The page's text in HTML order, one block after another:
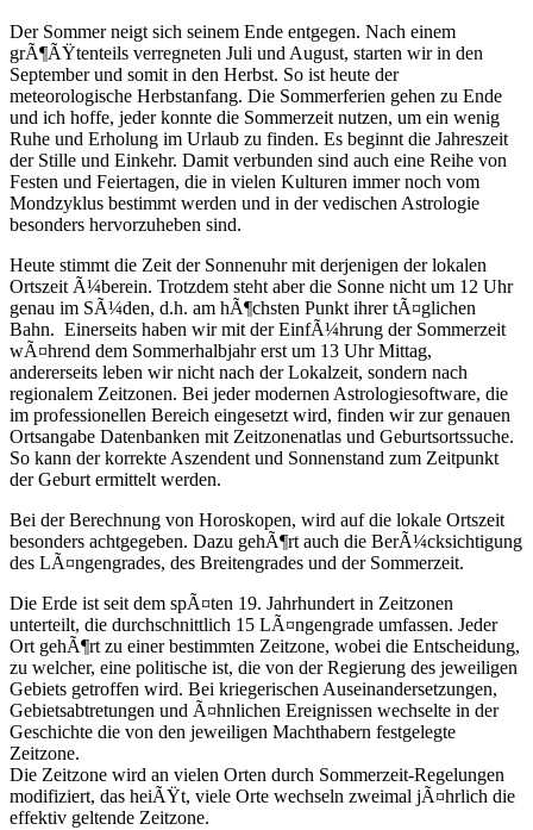
Der Sommer neigt sich seinem Ende entgegen. Nach einem
grÃ¶ÃŸtenteils verregneten Juli und August, starten wir in den
September und somit in den Herbst. So ist heute der
meteorologische Herbstanfang. Die Sommerferien gehen zu Ende
und ich hoffe, jeder konnte die Sommerzeit nutzen, um ein wenig
Ruhe und Erholung im Urlaub zu finden. Es beginnt die Jahreszeit
der Stille und Einkehr. Damit verbunden sind auch eine Reihe von
Festen und Feiertagen, die in vielen Kulturen immer noch vom
Mondzyklus bestimmt werden und in der vedischen Astrologie
besonders hervorzuheben sind.
Heute stimmt die Zeit der Sonnenuhr mit derjenigen der lokalen
Ortszeit Ã¼berein. Trotzdem steht aber die Sonne nicht um 12 Uhr
genau im SÃ¼den, d.h. am hÃ¶chsten Punkt ihrer tÃ¤glichen
Bahn. Einerseits haben wir mit der EinfÃ¼hrung der Sommerzeit
wÃ¤hrend dem Sommerhalbjahr erst um 13 Uhr Mittag,
andererseits leben wir nicht nach der Lokalzeit, sondern nach
regionalem Zeitzonen. Bei jeder modernen Astrologiesoftware, die
im professionellen Bereich eingesetzt wird, finden wir zur genauen
Ortsangabe Datenbanken mit Zeitzonenatlas und Geburtsortssuche.
So kann der korrekte Aszendent und Sonnenstand zum Zeitpunkt
der Geburt ermittelt werden.
Bei der Berechnung von Horoskopen, wird auf die lokale Ortszeit
besonders achtgegeben. Dazu gehÃ¶rt auch die BerÃ¼cksichtigung
des LÃ¤ngengrades, des Breitengrades und der Sommerzeit.
Die Erde ist seit dem spÃ¤ten 19. Jahrhundert in Zeitzonen
unterteilt, die durchschnittlich 15 LÃ¤ngengrade umfassen. Jeder
Ort gehÃ¶rt zu einer bestimmten Zeitzone, wobei die Entscheidung,
zu welcher, eine politische ist, die von der Regierung des jeweiligen
Gebiets getroffen wird. Bei kriegerischen Auseinandersetzungen,
Gebietsabtretungen und Ã¤hnlichen Ereignissen wechselte in der
Geschichte die von den jeweiligen Machthabern festgelegte
Zeitzone.
Die Zeitzone wird an vielen Orten durch Sommerzeit-Regelungen
modifiziert, das heiÃŸt, viele Orte wechseln zweimal jÃ¤hrlich die
effektiv geltende Zeitzone.